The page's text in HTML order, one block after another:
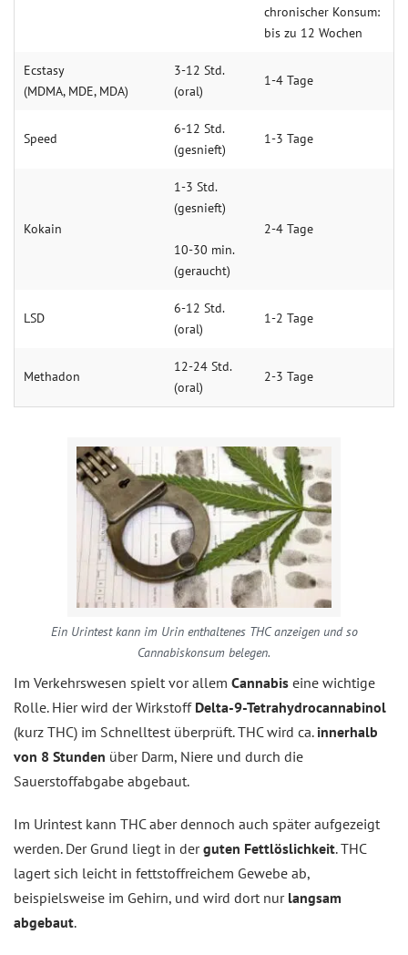
chronischer Konsum:
bis zu 12 Wochen
Ecstasy
(MDMA, MDE, MDA)
3-12 Std.
(oral)
1-4 Ta­ge
Speed
6-12 Std.
(gesnieft)
1-3 Ta­ge
Kokain
1-3 Std.
(gesnieft)
10-30 min.
(geraucht)
2-4 Ta­ge
LSD
6-12 Std.
(oral)
1-2 Ta­ge
Methadon
12-24 Std.
(oral)
2-3 Ta­ge
Ein Urintest kann im Urin enthaltenes THC anzeigen und so
Cannabiskonsum belegen.
Im Verkehrswesen spielt vor allem Cannabis eine wichtige
Rolle. Hier wird der Wirkstoff Delta-9-Tetrahydrocannabinol
(kurz THC) im Schnelltest überprüft. THC wird ca. innerhalb
von 8 Stunden über Darm, Niere und durch die
Sauerstoffabgabe abgebaut.
Im Urintest kann THC aber dennoch auch später aufgezeigt
werden. Der Grund liegt in derguten Fettlöslichkeit. THC
lagert sich leicht in fettstoffreichem Gewebe ab,
beispielsweise im Gehirn, und wird dort nur langsam
abgebaut.